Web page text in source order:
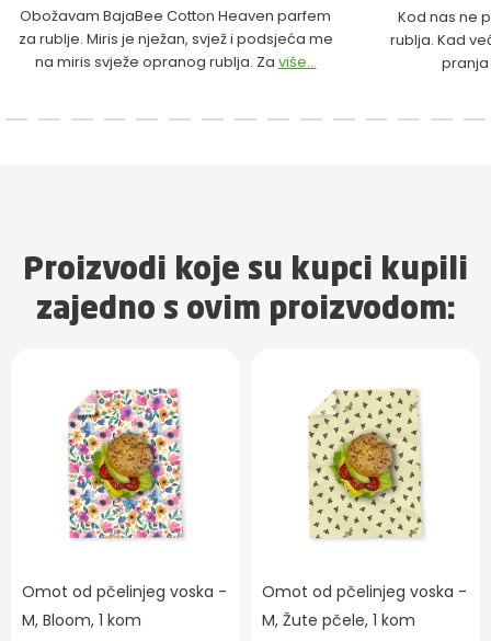
Obožavam BajaBee Cotton Heaven parfem
za rublje. Miris je nježan, svjež i podsjeća me
na miris svježe opranog rublja. Za više...
Kod nas ne
rublja. Kad
Proizvodi koje su kupci kupili
zajedno s ovim proizvodom:
Omot od pčelinjeg voska -
M, Bloom, 1 kom
Omot od pčelinjeg voska -
M, Žute pčele, 1 kom